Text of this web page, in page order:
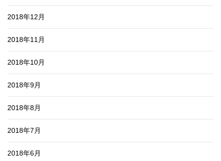
2018年12月
2018年11月
2018年10月
2018年9月
2018年8月
2018年7月
2018年6月